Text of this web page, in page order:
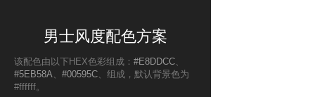
男士风度配色方案
该配色由以下HEX色彩组成： #E8DDCC、
#5EB58A、 #00595C、组成，默认背景色为
#ffffff。